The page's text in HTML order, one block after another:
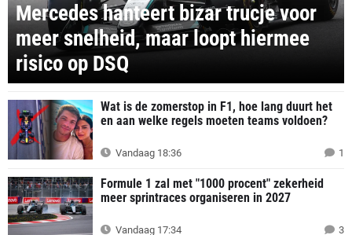
Mercedes hanteert bizar trucje voor
meer snelheid, maar loopt hiermee
risico op DSQ
Wat is de zomerstop in F1, hoe lang duurt het
en aan welke regels moeten teams voldoen?
Vandaag 18:36 1
Formule 1 zal met "1000 procent" zekerheid
meer sprintraces organiseren in 2027
Vandaag 17:34 3